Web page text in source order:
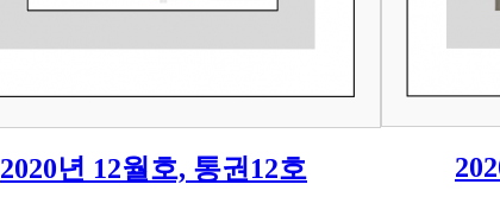
2020년 12월호, 통권12호